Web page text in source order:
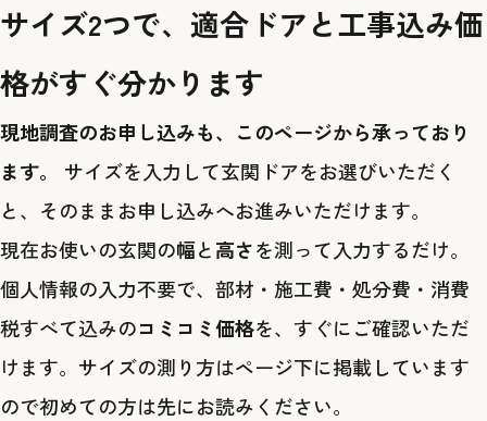
サイズ2つで、適合ドアと工事込み価
格がすぐ分かります
現地調査のお申し込みも、このページから承っており
ます。
サイズを入力して玄関ドアをお選びいただく
と、そのままお申し込みへお進みいただけます。
現在お使いの玄関の幅と高さを測って入力するだけ。
個人情報の入力不要で、部材・施工費・処分費・消費
税すべて込みのコミコミ価格を、すぐにご確認いただ
けます。サイズの測り方はページ下に掲載しています
ので初めての方は先にお読みください。